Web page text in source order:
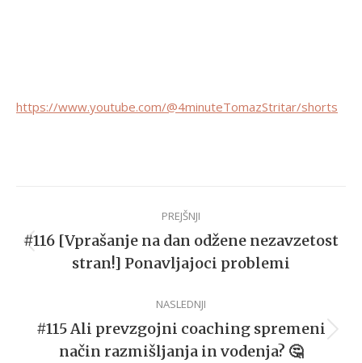
https://www.youtube.com/@4minuteTomazStritar/shorts
navigation
PREJŠNJI
Previous
post:
#116 [Vprašanje na dan odžene nezavzetost
stran!] Ponavljajoci problemi
NASLEDNJI
Next
post:
#115 Ali prevzgojni coaching spremeni
način razmišljanja in vodenja? 🤔